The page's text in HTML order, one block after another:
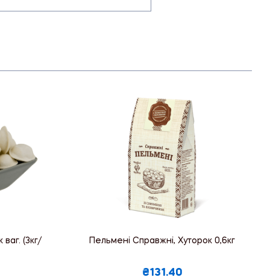
ваг. (3кг/
Пельмені Справжні, Хуторок 0,6кг
₴131.40